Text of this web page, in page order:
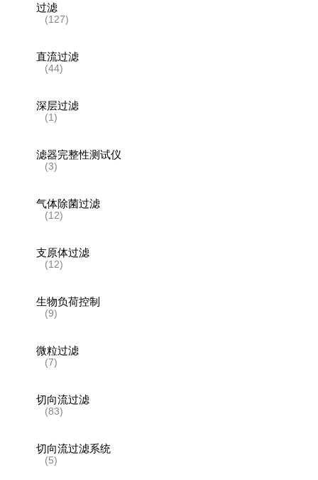
过滤
(127)
直流过滤
(44)
深层过滤
(1)
滤器完整性测试仪
(3)
气体除菌过滤
(12)
支原体过滤
(12)
生物负荷控制
(9)
微粒过滤
(7)
切向流过滤
(83)
切向流过滤系统
(5)